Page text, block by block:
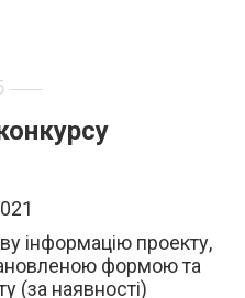
інформацію проекту,
формою та
(за наявності)